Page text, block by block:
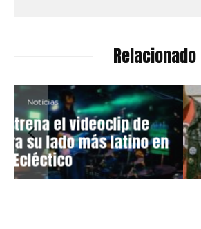
Relacionado
Noticias
¡Arma tu ruta! El
Warped Tour México
por géneros